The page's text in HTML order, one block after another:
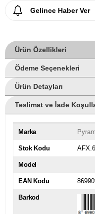
Gelince Haber Ver
Ürün Özellikleri
Ödeme Seçenekleri
Ürün Detayları
Teslimat ve İade
Marka
Stok Kodu
Model
EAN Kodu
Barkod